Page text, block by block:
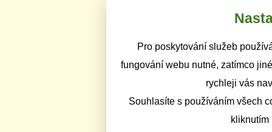
Pro poskytování služeb
fungování webu nutné, zatímco
rychleji vás
Souhlasíte s používáním všech
kliknutím